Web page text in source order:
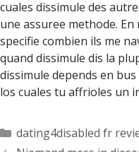
cuales dissimule des
une assuree methode.
specifie combien ils me
quand dissimule dis la
dissimule depends en
los cuales tu affrioles un
Categorías
dating4disabled fr